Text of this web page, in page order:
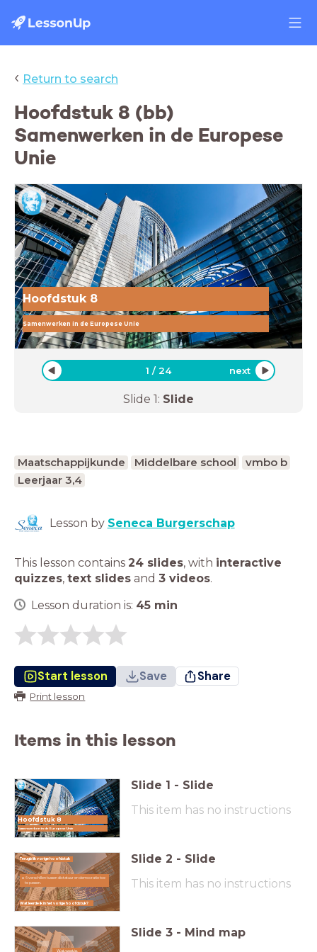
‹ Return to search
Hoofdstuk 8 (bb)
Samenwerken in de Europese
Unie
Hoofdstuk 8
Samenwerken in de Europese Unie
1 /24 next
Slide 1: Slide
Maatschappijkunde Middelbare school
vmbo b
Leerjaar 3,4
Lesson by Seneca Burgerschap
This lesson contains 24 slides, with interactive
quizzes, text slides and 3 videos.
Lesson duration is: 45 min
Start lesson Save Share
Print lesson
Items in this lesson
Hoofdstuk 8
Samenwerken in de Europese Unie
Slide 1 - Slide
This item has no instructions
Wat leerde ik in het vorige hoofdstuk?
6 verschillen tussen dictatuur en democratie toe
te passen.
Terugblik vorige hoofdstuk Slide 2 - Slide
This item has no instructions
Wat weet je
Slide 3 - Mind map